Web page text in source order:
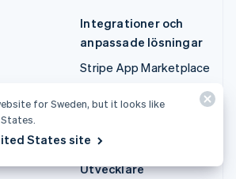
Integrationer och
anpassade lösningar
Stripe App Marketplace
Ecosystem
Utvecklare
for Sweden, but it looks like
States site